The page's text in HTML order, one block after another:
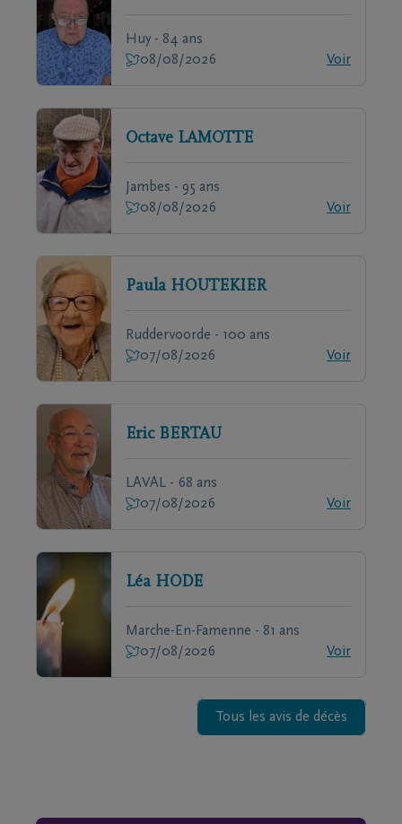
Huy - 84 ans
08/08/2026
Voir
Octave LAMOTTE
Jambes - 95 ans
08/08/2026
Voir
Paula HOUTEKIER
Ruddervoorde - 100 ans
07/08/2026
Voir
Eric BERTAU
LAVAL - 68 ans
07/08/2026
Voir
Léa HODE
Marche-En-Famenne - 81 ans
07/08/2026
Voir
Tous les avis de décès